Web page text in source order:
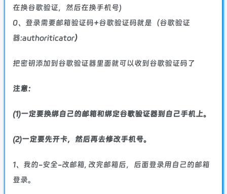
在换谷歌验证，然后在换手机号)
0、登录需要邮箱验证码+谷歌验证码就是（谷歌验证
器:authoriticator）
把密钥添加到谷歌验证器里面就可以收到谷歌验证码了
注意：
(1)一定要换绑自己的邮箱和绑定谷歌验证器到自己手机上。
(2)一定要先开卡，然后再去修改手机号。
1、我的-安全-改邮箱, 改完邮箱后，后面登录用自己的邮箱
登录。